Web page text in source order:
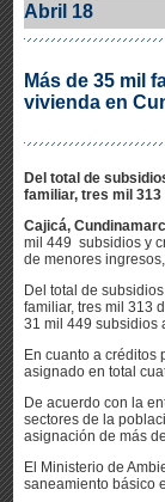
Abril 18
Más de 35 mil
vivienda en
Del total de
familiar, tres mil
Cajicá,
mil 449 subsidios y
de menores
Del total de
familiar, tres mil 313
31 mil 449 subsidios
En cuanto a créditos
asignado en total
De acuerdo con la
sectores de la
asignación de más
El Ministerio de
saneamiento básico